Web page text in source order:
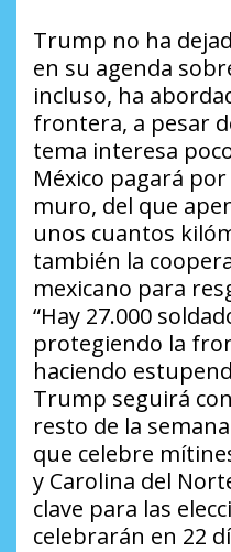
Trump no ha
en su agenda
incluso, ha
frontera, a pesar
tema interesa
México pagará
muro, del que
unos cuantos
también la
mexicano para
“Hay 27.000
protegiendo la
haciendo
Trump seguirá
resto de la
que celebre
y Carolina del
clave para las
celebrarán en 22